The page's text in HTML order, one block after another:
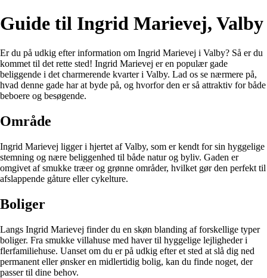
Guide til Ingrid Marievej, Valby
Er du på udkig efter information om Ingrid Marievej i Valby? Så er du
kommet til det rette sted! Ingrid Marievej er en populær gade
beliggende i det charmerende kvarter i Valby. Lad os se nærmere på,
hvad denne gade har at byde på, og hvorfor den er så attraktiv for både
beboere og besøgende.
Område
Ingrid Marievej ligger i hjertet af Valby, som er kendt for sin hyggelige
stemning og nære beliggenhed til både natur og byliv. Gaden er
omgivet af smukke træer og grønne områder, hvilket gør den perfekt til
afslappende gåture eller cykelture.
Boliger
Langs Ingrid Marievej finder du en skøn blanding af forskellige typer
boliger. Fra smukke villahuse med haver til hyggelige lejligheder i
flerfamiliehuse. Uanset om du er på udkig efter et sted at slå dig ned
permanent eller ønsker en midlertidig bolig, kan du finde noget, der
passer til dine behov.